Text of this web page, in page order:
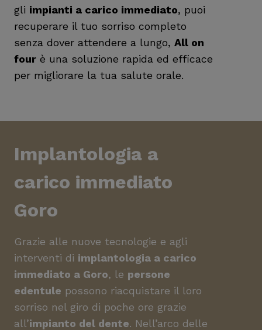
gli impianti a carico immediato, puoi
recuperare il tuo sorriso completo
senza dover attendere a lungo, All on
four è una soluzione rapida ed efficace
per migliorare la tua salute orale.
Implantologia a
carico immediato
Goro
Grazie alle nuove tecnologie e agli
interventi di implantologia a carico
immediato a Goro, le persone
edentule possono riacquistare il loro
sorriso nel giro di poche ore grazie
all’impianto del dente. Nell’arco delle